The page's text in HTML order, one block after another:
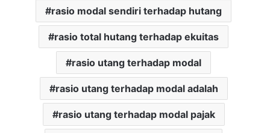
rasio modal sendiri terhadap hutang
rasio total hutang terhadap ekuitas
rasio utang terhadap modal
rasio utang terhadap modal adalah
rasio utang terhadap modal pajak